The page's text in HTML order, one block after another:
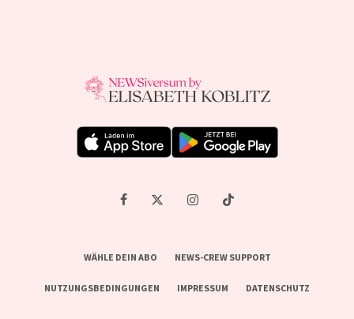
WÄHLE DEIN ABO NEWS-CREW SUPPORT
NUTZUNGSBEDINGUNGEN IMPRESSUM DATENSCHUTZ